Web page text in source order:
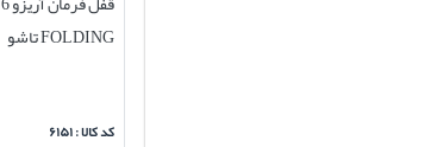
FOLDING تاشو
کد کالا : ۶۱۵۱